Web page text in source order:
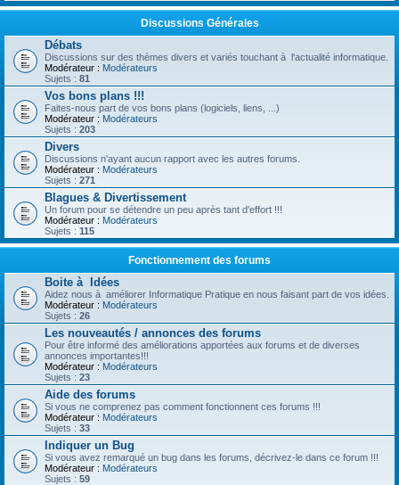
Discussions Générales
Débats
Discussions sur des thèmes divers et variés touchant à l'actualité informatique.
Modérateur : Modérateurs
Sujets : 81
Vos bons plans !!!
Faites-nous part de vos bons plans (logiciels, liens, ...)
Modérateur : Modérateurs
Sujets : 203
Divers
Discussions n'ayant aucun rapport avec les autres forums.
Modérateur : Modérateurs
Sujets : 271
Blagues & Divertissement
Un forum pour se détendre un peu après tant d'effort !!!
Modérateur : Modérateurs
Sujets : 115
Fonctionnement des forums
Boite à Idées
Aidez nous à améliorer Informatique Pratique en nous faisant part de vos idées.
Modérateur : Modérateurs
Sujets : 26
Les nouveautés / annonces des forums
Pour être informé des améliorations apportées aux forums et de diverses
annonces importantes!!!
Modérateur : Modérateurs
Sujets : 23
Aide des forums
Si vous ne comprenez pas comment fonctionnent ces forums !!!
Modérateur : Modérateurs
Sujets : 33
Indiquer un Bug
Si vous avez remarqué un bug dans les forums, décrivez-le dans ce forum !!!
Modérateur : Modérateurs
Sujets : 59